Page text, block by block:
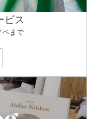
ビス
ベまで